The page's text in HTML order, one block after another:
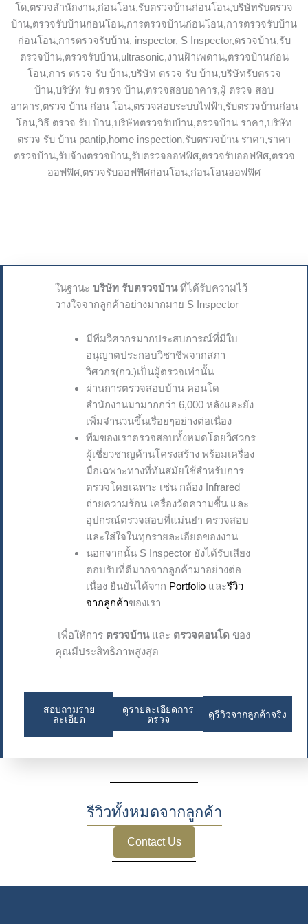
ในฐานะ บริษัท รับตรวจบ้านที่ได้รับความไว้
วางใจจากลูกค้าอย่างมากมาย S Inspector
มีทีมวิศวกรมากประสบการณ์ที่มีใบ
อนุญาตประกอบวิชาชีพจากสภา
วิศวกร(กว.)เป็นผู้ตรวจเท่านั้น
ผ่านการตรวจสอบบ้าน คอนโด
สำนักงานมามากกว่า 6,000 หลังและยัง
เพิ่มจำนวนขึ้นเรื่อยๆอย่างต่อเนื่อง
ทีมของเราตรวจสอบทั้งหมดโดยวิศวกร
ผู้เชี่ยวชาญด้านโครงสร้าง พร้อมเครื่อง
มือเฉพาะทางที่ทันสมัยใช้สำหรับการ
ตรวจโดยเฉพาะ เช่น กล้อง Infrared
ถ่ายความร้อน เครื่องวัดความชื้น และ
อุปกรณ์ตรวจสอบที่แม่นยำ ตรวจสอบ
และใส่ใจในทุกรายละเอียดของงาน
นอกจากนั้น S Inspector ยังได้รับเสียง
ตอบรับที่ดีมากจากลูกค้ามาอย่างต่อ
เนื่อง ยืนยันได้จาก Portfolioและรีวิว
จากลูกค้าของเรา
เพื่อให้การ ตรวจบ้านและ ตรวจคอนโด ของ
คุณมีประสิทธิภาพสูงสุด
สอบถามราย
ละเอียด
ดูรายละเอียดการ
ตรวจ
ดูรีวิวจากลูกค้าจริง
รีวิวทั้งหมดจากลูกค้า
Contact Us